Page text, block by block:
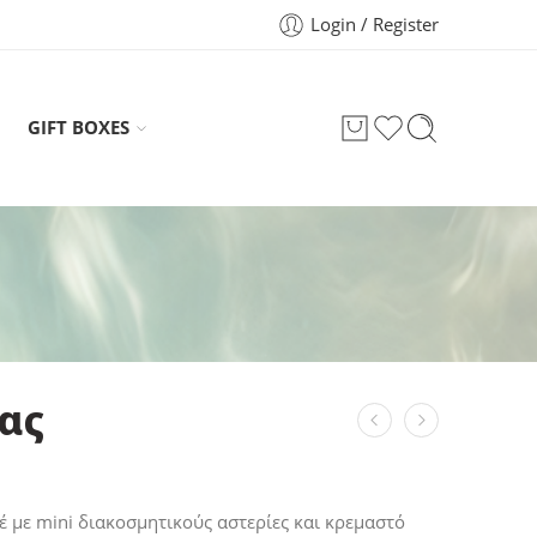
Login / Register
GIFT BOXES
με mini διακοσμητικούς αστερίες και κρεμαστό